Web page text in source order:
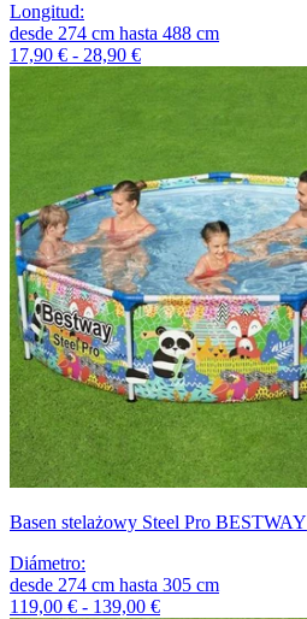
Longitud:
desde 274 cm hasta 488 cm
17,90 € - 28,90 €
Basen stelażowy Steel Pro BESTWAY
Diámetro:
desde 274 cm hasta 305 cm
119,00 € - 139,00 €